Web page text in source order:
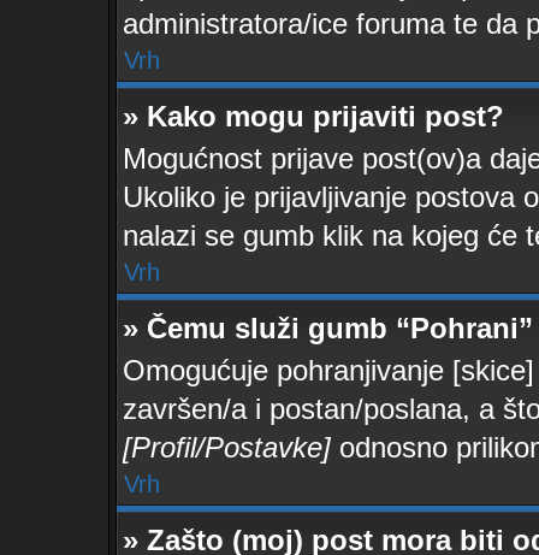
administratora/ice foruma te da
Vrh
» Kako mogu prijaviti post?
Mogućnost prijave post(ov)a
Ukoliko je prijavljivanje postova
nalazi se gumb klik na kojeg će
Vrh
» Čemu služi gumb
Omogućuje pohranjivanje
završen/a i postan/poslana, a
[Profil/Postavke] odnosno
Vrh
» Zašto (moj) post mora biti